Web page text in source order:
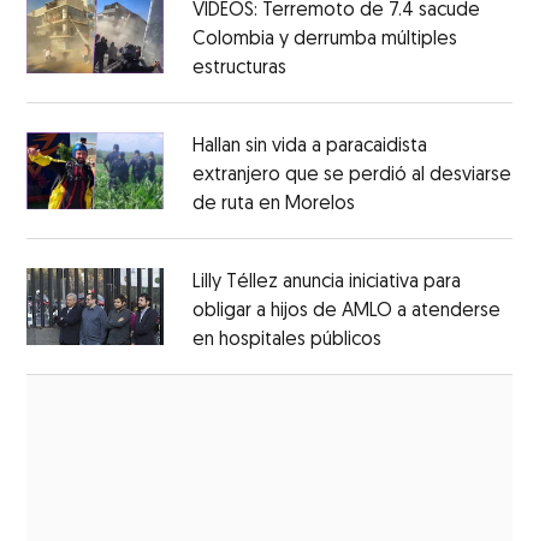
VIDEOS: Terremoto de 7.4 sacude
Colombia y derrumba múltiples
estructuras
Hallan sin vida a paracaidista
extranjero que se perdió al desviarse
de ruta en Morelos
Lilly Téllez anuncia iniciativa para
obligar a hijos de AMLO a atenderse
en hospitales públicos